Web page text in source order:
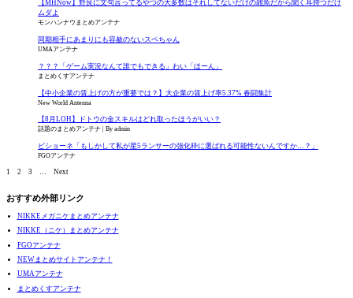
【MHNow】野良に文句言ってるやつの大多数はそれしてないだけの雑魚だから聞く耳持つだけ
ムダよ
モンハンナウまとめアンテナ
同期相手にあまりにも容赦のないスペちゃん
UMAアンテナ
？？？「ゲーム実況なんて誰でもできる」わい「ほーん」
まとめくすアンテナ
【中小企業の賃上げの方が重要では？】大企業の賃上げ率5.37% 春闘集計
New World Antenna
【8月LOH】ドトウの金スキルはどれ取ったほうがいい？
話題のまとめアンテナ By admin
ビショーネ「もしかして私が星5ランサーの強化枠に選ばれる可能性ないんですか…？」
FGOアンテナ
1 2 3 Next
おすすめ外部リンク
NIKKEメガニケまとめアンテナ
NIKKE（ニケ）まとめアンテナ
FGOアンテナ
NEWまとめサイトアンテナ！
UMAアンテナ
まとめくすアンテナ